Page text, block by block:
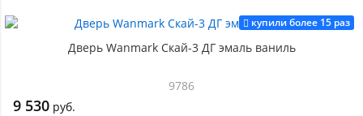
купили более 15 раз
Дверь Wanmark Скай-3 ДГ эмаль ваниль
9786
9 530 руб.